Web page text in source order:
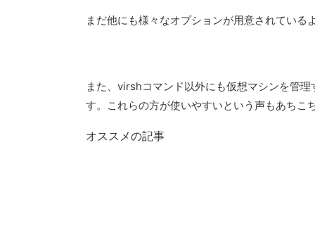
まだ他にも様々なオプションが用意されてい
また、virshコマンド以外にも仮想マシンを管
す。これらの方が使いやすいという声もあちこ
オススメの記事